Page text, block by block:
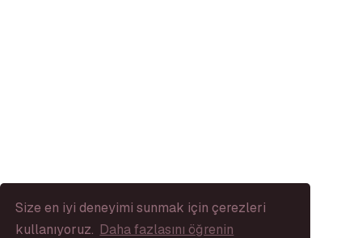
Size en iyi deneyimi sunmak için çerezleri
kullanıyoruz. Daha fazlasını öğrenin